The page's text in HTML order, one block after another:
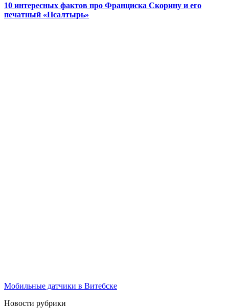
10 интересных фактов про Франциска Скорину и его
печатный «Псалтырь»
Мобильные датчики в Витебске
Новости рубрики